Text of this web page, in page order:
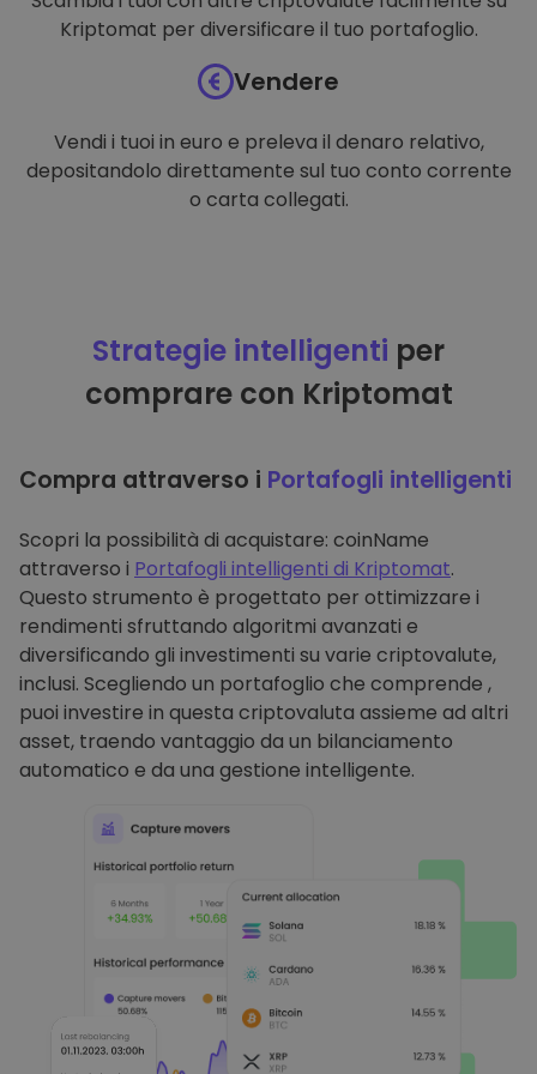
Kriptomat per diversificare il tuo portafoglio.
Vendere
Vendi i tuoi in euro e preleva il denaro relativo,
depositandolo direttamente sul tuo conto corrente
o carta collegati.
Strategie intelligenti per
comprare con Kriptomat
Compra attraverso i Portafogli intelligenti
Scopri la possibilità di acquistare: coinName
attraverso i Portafogli intelligenti di Kriptomat.
Questo strumento è progettato per ottimizzare i
rendimenti sfruttando algoritmi avanzati e
diversificando gli investimenti su varie criptovalute,
inclusi. Scegliendo un portafoglio che comprende ,
puoi investire in questa criptovaluta assieme ad altri
asset, traendo vantaggio da un bilanciamento
automatico e da una gestione intelligente.